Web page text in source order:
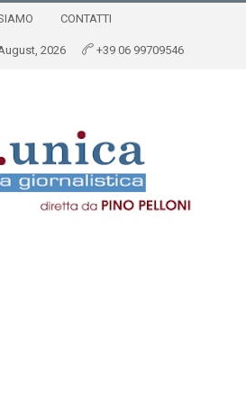
CONTATTI
2026 +39 06 99709546